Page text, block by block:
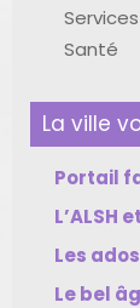
Services
Santé
La ville
Portail
L’ALSH
Les
Le bel